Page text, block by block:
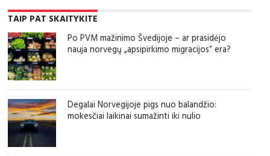
TAIP PAT SKAITYKITE
Po PVM mažinimo Švedijoje – ar prasidėjo
nauja norvegų „apsipirkimo migracijos“ era?
Degalai Norvegijoje pigs nuo balandžio:
mokesčiai laikinai sumažinti iki nulio